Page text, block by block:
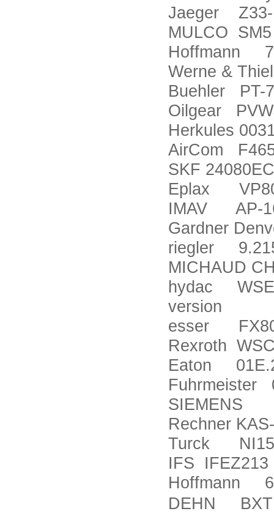
Jaeger Z33-
MULCO
Hoffmann
Werne &
Buehler PT-
Oilgear
Herkules
AirCom
SKF
Eplax
IMAV AP-
Gardner
riegler
MICHAUD
hydac
version
esser
Rexroth
Eaton
Fuhrmeister
SIEMENS
Rechner
Turck
IFS IFEZ213
Hoffmann
DEHN BXT